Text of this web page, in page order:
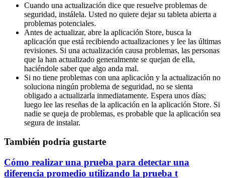
Cuando una actualización dice que resuelve problemas de
seguridad, instálela. Usted no quiere dejar su tableta abierta a
problemas potenciales.
Antes de actualizar, abre la aplicación Store, busca la
aplicación que está recibiendo actualizaciones y lee las últimas
revisiones. Si una actualización causa problemas, las personas
que la han actualizado generalmente se quejan de ella,
haciéndole saber que algo anda mal.
Si no tiene problemas con una aplicación y la actualización no
soluciona ningún problema de seguridad, no se sienta
obligado a actualizarla inmediatamente. Espera unos días;
luego lee las reseñas de la aplicación en la aplicación Store. Si
nadie se queja de problemas, es probable que la aplicación sea
segura de instalar.
También podría gustarte
Cómo realizar una prueba para detectar una
diferencia promedio utilizando la prueba t